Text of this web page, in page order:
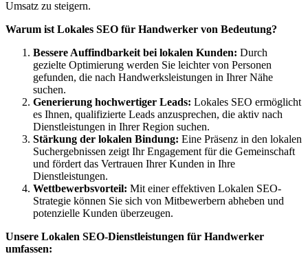
Umsatz zu steigern.
Warum ist Lokales SEO für Handwerker von Bedeutung?
Bessere Auffindbarkeit bei lokalen Kunden: Durch
gezielte Optimierung werden Sie leichter von Personen
gefunden, die nach Handwerksleistungen in Ihrer Nähe
suchen.
Generierung hochwertiger Leads: Lokales SEO ermöglicht
es Ihnen, qualifizierte Leads anzusprechen, die aktiv nach
Dienstleistungen in Ihrer Region suchen.
Stärkung der lokalen Bindung: Eine Präsenz in den lokalen
Suchergebnissen zeigt Ihr Engagement für die Gemeinschaft
und fördert das Vertrauen Ihrer Kunden in Ihre
Dienstleistungen.
Wettbewerbsvorteil: Mit einer effektiven Lokalen SEO-
Strategie können Sie sich von Mitbewerbern abheben und
potenzielle Kunden überzeugen.
Unsere Lokalen SEO-Dienstleistungen für Handwerker
umfassen: